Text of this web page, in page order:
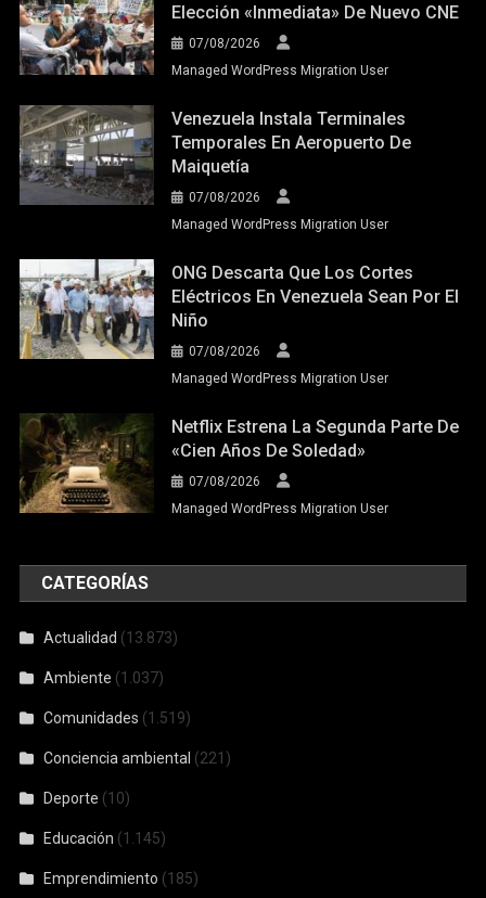
Elección «inmediata» De Nuevo CNE
07/08/2026
Managed WordPress Migration User
Venezuela Instala Terminales
Temporales En Aeropuerto De
Maiquetía
07/08/2026
Managed WordPress Migration User
ONG Descarta Que Los Cortes
Eléctricos En Venezuela Sean Por El
Niño
07/08/2026
Managed WordPress Migration User
Netflix Estrena La Segunda Parte De
«Cien Años De Soledad»
07/08/2026
Managed WordPress Migration User
CATEGORÍAS
Actualidad (13.873)
Ambiente (1.037)
Comunidades (1.519)
Conciencia ambiental (221)
Deporte (10)
Educación (1.145)
Emprendimiento (185)